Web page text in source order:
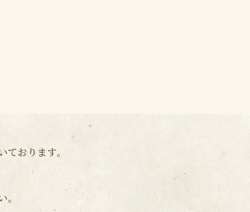
ております。